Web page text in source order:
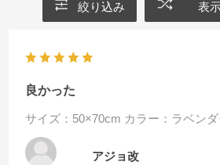
絞り込み 表
良かった
サイズ：50×70cm カラー：ラベン
アジョ改